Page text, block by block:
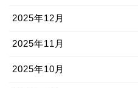
2025年12月
2025年11月
2025年10月